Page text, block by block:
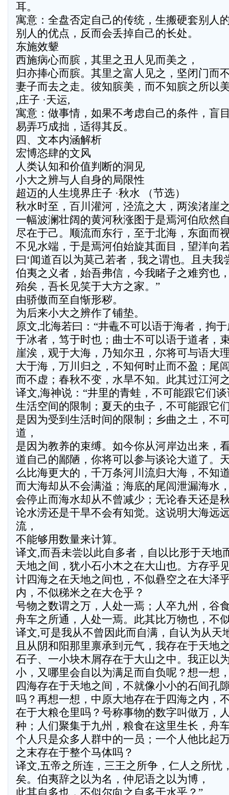
耳。
寓意：全盘否定自己的传统，生搬硬套别人
别人的优点，反而会丢掉自己的长处。
东施效颦
西施病心而膑，其里之丑人见而美之，
归亦捧心而膑。其里之富人见之，坚闭门而
妻子而去之走。彼知膑美，而不知膑之所以
,庄子 ·天运,
寓意：做事情，如果不考虑自己的条件，盲
易弄巧成拙，适得其反。
四、文本内涵解析
宏博恣肆的文风
人类认知和价值判断的洞见
小大之辨与人自身的局限性
超迈的人生境界庄子 ·秋水 （节选）
秋水时至，百川灌河，泾流之大，两涘渚崖
一幅波澜壮阔的黄河秋涨图于是焉河伯欣然
尽在于己。顺流而东行，至于北海，东面而
不见水端，于是焉河伯始旋其面目，望洋向
曰‘闻道百以为莫己若者，我之谓也。且夫我
伯夷之义者，始吾弗信，今我睹子之难穷也
殆矣，吾长见笑于大方之家。”
由骄傲而至自惭形秽。
为后来小大之辨作了铺垫。
原文,北海若曰：“井鼃不可以语于海者，拘
于冰者，笃于时也；曲士不可以语于道者，
崖涘，观于大海，乃知尔丑，尔将可与语大
大于海，万川归之，不知何时止而不盈；尾
而不虚；春秋不变，水旱不知。此其过江河
译文,海神说：“井里的青蛙，不可能跟它们
生活空间的限制；夏天的虫子，不可能跟它
是因为受到生活时间的限制；乡曲之土，不
道，
是因为教养的束缚。如今你从河岸边出来，
道自己的鄙陋，你将可以参与谈论大道了。
么比海更大的，千万条河川流归大海，不知
而大海却从不会满溢；海底的尾闾泄漏海水
会停止而海水却从不曾减少；无论春天还是
论水涝还是干旱不会有知觉。这说明大海远
流，
不能够用数量来计算。
译文,而吾未尝以此自多者，自以比形于天地
天地之间，犹小石小木之在大山也。方存乎
计四海之在天地之间也，不似礨空之在大泽
内，不似稊米之在大仓乎？
号物之数谓之万，人处一焉；人卒九州，谷
舟车之所通，人处一焉。此其比万物也，不
译文,可是我从不曾因此而自满，自认为从天
且从阴和阳那里禀承到元气，我存在于天地
石子、一小块木屑存在于大山之中。我正以
小，又哪里会自以为满足而自负呢？想一想
四海存在于天地之间，不就像小小的石间孔
吗？再想一想，中原大地存在于四海之内，
在于大粮仓里吗？号称事物的数字叫做万，
种；人们聚集于九州，粮食在这里生长，舟
个人只是众多人群中的一员；一个人他比起
之末存在于整个马体吗？
译文,五帝之所连，三王之所争，仁人之所忧
矣。伯夷辞之以为名，仲尼语之以为博，
此其自多也，不似尔向之自多于水乎？”